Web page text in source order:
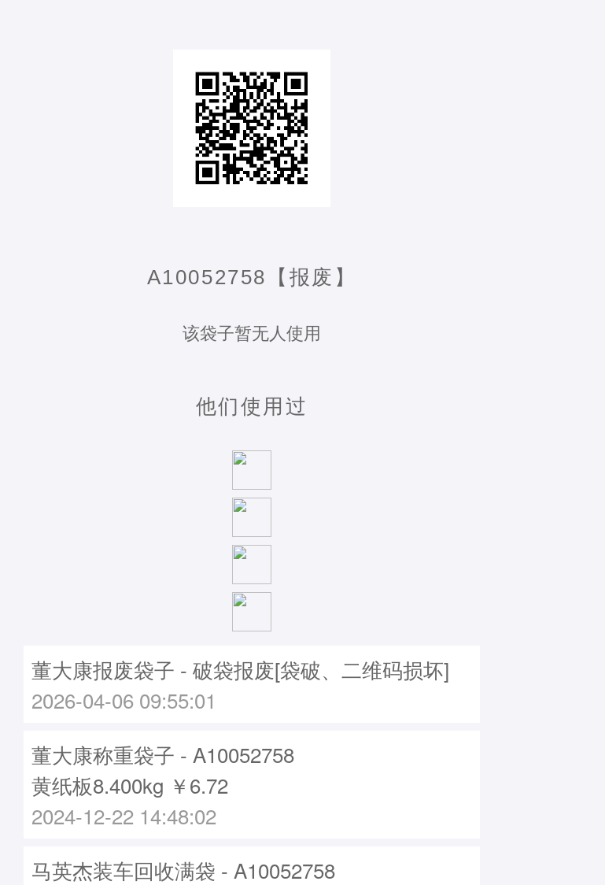
A10052758【报废】
该袋子暂无人使用
他们使用过
董大康报废袋子 - 破袋报废[袋破、二维码损坏]
2026-04-06 09:55:01
董大康称重袋子 - A10052758
黄纸板8.400kg ￥6.72
2024-12-22 14:48:02
马英杰装车回收满袋 - A10052758